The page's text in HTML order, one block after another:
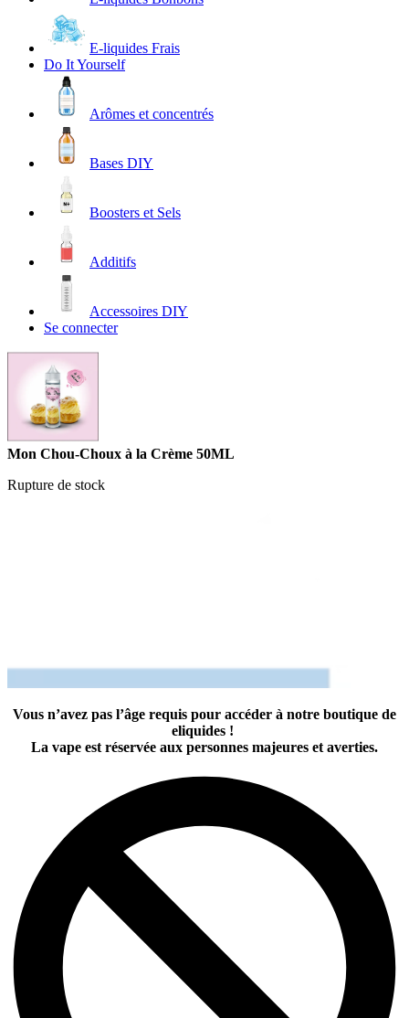
E-liquides Frais
Do It Yourself
Arômes et concentrés
Bases DIY
Boosters et Sels
Additifs
Accessoires DIY
Se connecter
Mon Chou-Choux à la Crème 50ML
Rupture de stock
Vous n’avez pas l’âge requis pour accéder à notre boutique de
eliquides !
La vape est réservée aux personnes majeures et averties.